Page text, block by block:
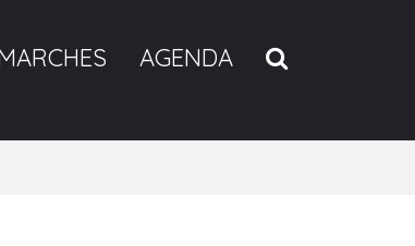
AGENDA